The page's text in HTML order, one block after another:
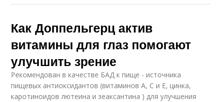
Как Доппельгерц актив
витамины для глаз помогают
улучшить зрение
Рекомендован в качестве БАД к пище - источника
пищевых антиоксидантов (витаминов А, С и Е, цинка,
каротиноидов лютеина и зеаксантина ) для улучшения